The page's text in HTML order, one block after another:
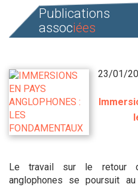
Publications
associées
23/01/
Le travail sur le retour
anglophones se poursuit au